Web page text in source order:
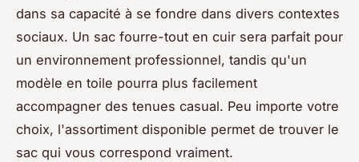
dans sa capacité à se fondre dans divers contextes
sociaux. Un sac fourre-tout en cuir sera parfait pour
un environnement professionnel, tandis qu'un
modèle en toile pourra plus facilement
accompagner des tenues casual. Peu importe votre
choix, l'assortiment disponible permet de trouver le
sac qui vous correspond vraiment.